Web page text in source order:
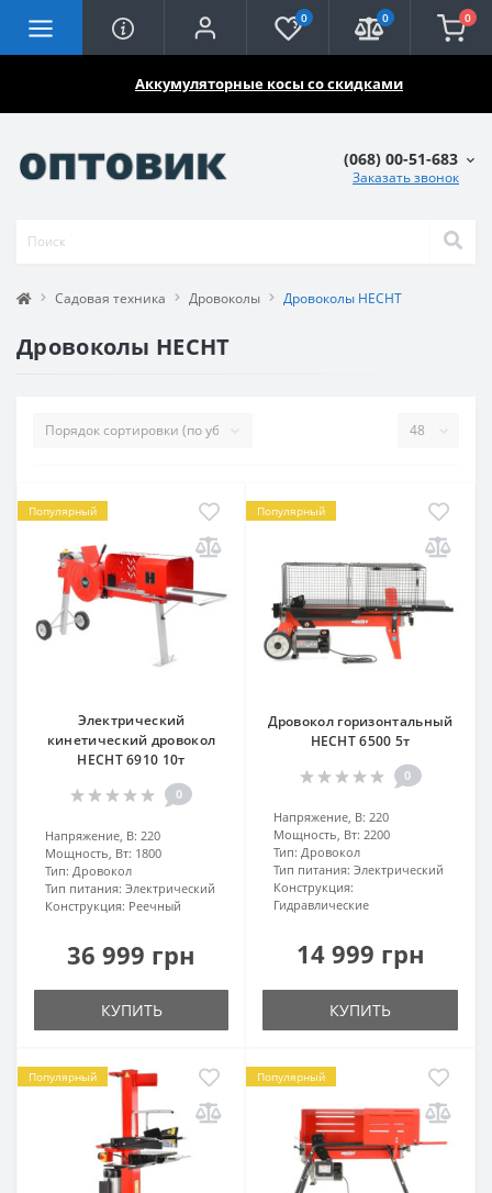
Аккумуляторные косы со скидками
0 0 0
(068) 00-51-683
Заказать звонок
Садовая техника Дровоколы Дровоколы HECHT
Дровоколы HECHT
Популярный
Электрический
кинетический дровокол
HECHT 6910 10т
0
Напряжение, В: 220
Мощность, Вт: 1800
Тип: Дровокол
Тип питания: Электрический
Конструкция: Реечный
36 999 грн
КУПИТЬ
Популярный
Дровокол горизонтальный
HECHT 6500 5т
0
Напряжение, В: 220
Мощность, Вт: 2200
Тип: Дровокол
Тип питания: Электрический
Конструкция:
Гидравлические
14 999 грн
КУПИТЬ
Популярный Популярный